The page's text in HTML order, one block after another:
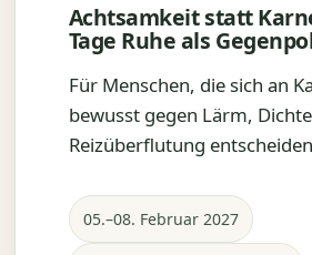
Achtsamkeit statt
Tage Ruhe als
Für Menschen, die sich an
bewusst gegen Lärm,
Reizüberflutung
05.–08. Februar 2027